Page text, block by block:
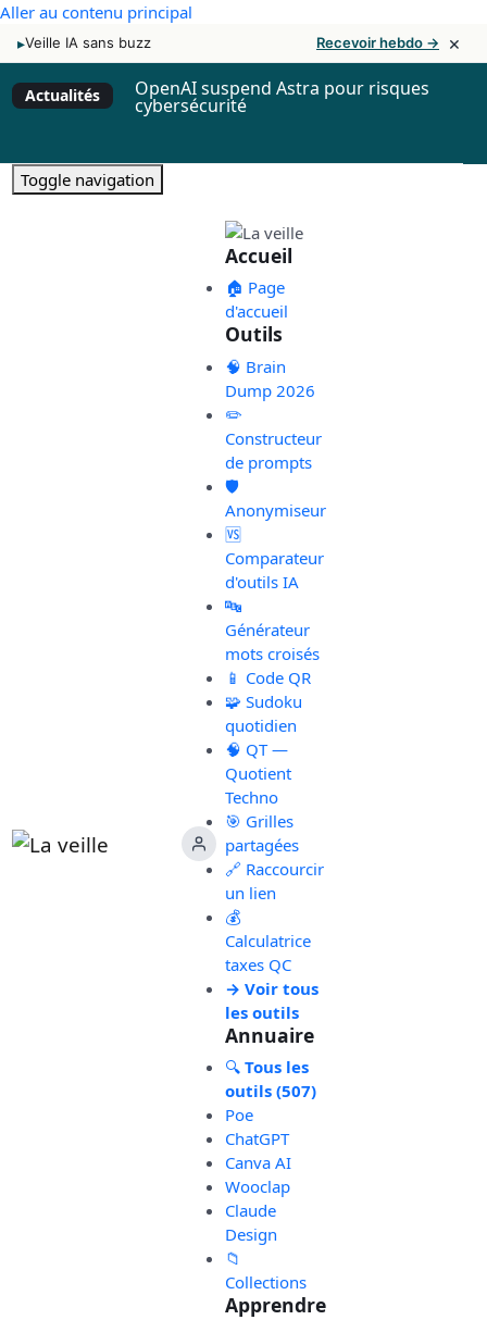
Aller au contenu principal
▸Veille IA sans buzz Recevoir hebdo → ×
Actualités OpenAI suspend Astra pour risques
cybersécurité
Toggle navigation
Accueil
🏠 Page
d'accueil
Outils
🧠 Brain
Dump 2026
✏️
Constructeur
de prompts
🛡️
Anonymiseur
🆚
Comparateur
d'outils IA
🔤
Générateur
mots croisés
📱 Code QR
🧩 Sudoku
quotidien
🧠 QT —
Quotient
Techno
🎯 Grilles
partagées
🔗 Raccourcir
un lien
💰
Calculatrice
taxes QC
→ Voir tous
les outils
Annuaire
🔍 Tous les
outils (507)
Poe
ChatGPT
Canva AI
Wooclap
Claude
Design
📁
Collections
Apprendre